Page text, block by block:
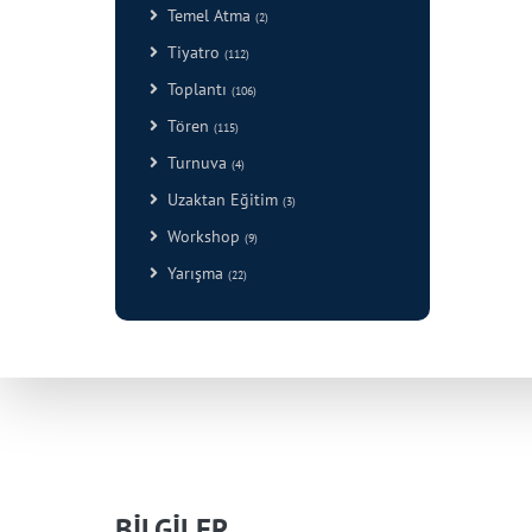
Temel Atma (2)
Tiyatro (112)
Toplantı (106)
Tören (115)
Turnuva (4)
Uzaktan Eğitim (3)
Workshop (9)
Yarışma (22)